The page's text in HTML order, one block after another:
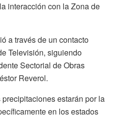
interacción con la Zona de
a través de un contacto
Televisión, siguiendo
Sectorial de Obras
Reverol.
estarán por la
en los estados